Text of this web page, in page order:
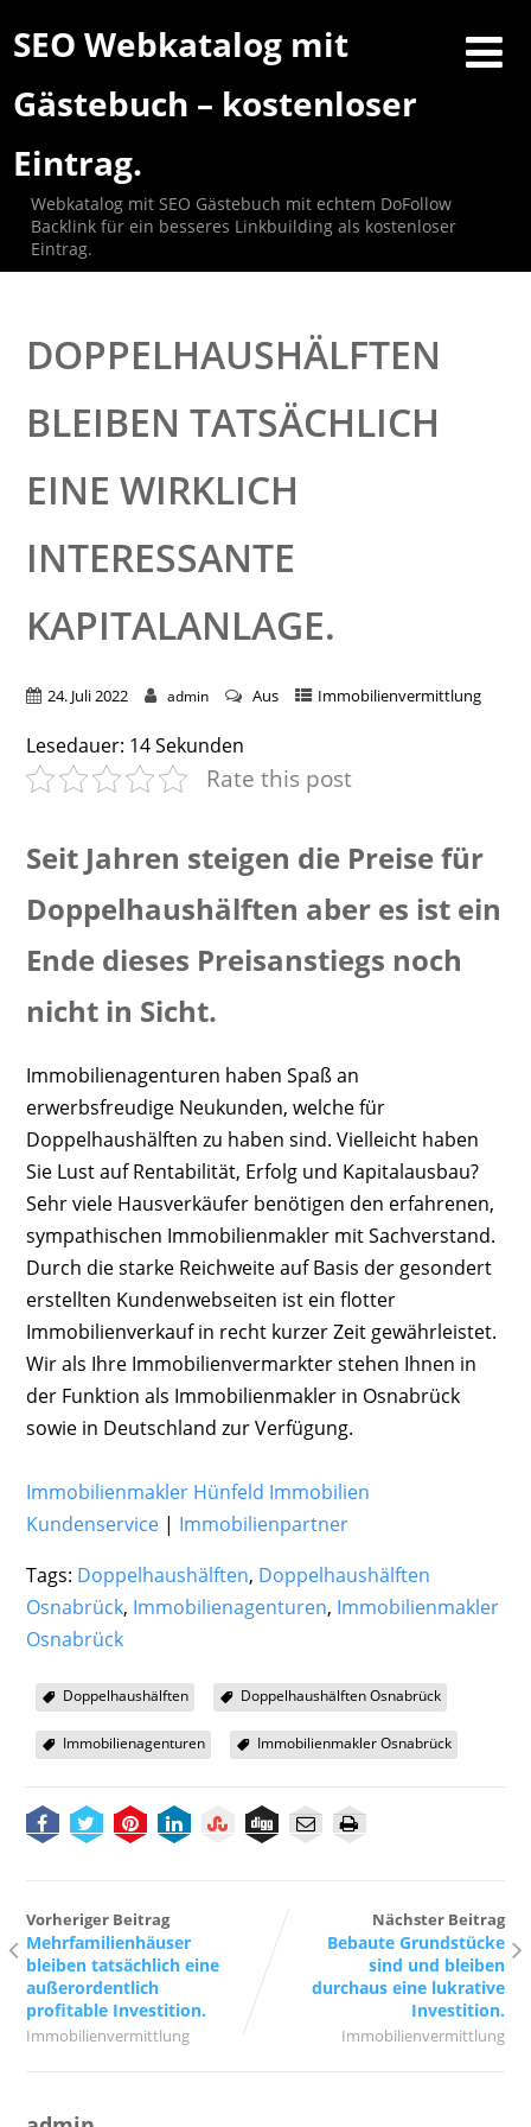
SEO Webkatalog mit
Gästebuch – kostenloser
Eintrag.
Webkatalog mit SEO Gästebuch mit echtem DoFollow
Backlink für ein besseres Linkbuilding als kostenloser
Eintrag.
DOPPELHAUSHÄLFTEN
BLEIBEN TATSÄCHLICH
EINE WIRKLICH
INTERESSANTE
KAPITALANLAGE.
24. Juli 2022 admin Aus Immobilienvermittlung
Lesedauer: 14Sekunden
Rate this post
Seit Jahren steigen die Preise für
Doppelhaushälften aber es ist ein
Ende dieses Preisanstiegs noch
nicht in Sicht.
Immobilienagenturen haben Spaß an
erwerbsfreudige Neukunden, welche für
Doppelhaushälften zu haben sind. Vielleicht haben
Sie Lust auf Rentabilität, Erfolg und Kapitalausbau?
Sehr viele Hausverkäufer benötigen den erfahrenen,
sympathischen Immobilienmakler mit Sachverstand.
Durch die starke Reichweite auf Basis der gesondert
erstellten Kundenwebseiten ist ein flotter
Immobilienverkauf in recht kurzer Zeit gewährleistet.
Wir als Ihre Immobilienvermarkter stehen Ihnen in
der Funktion als Immobilienmakler in Osnabrück
sowie in Deutschland zur Verfügung.
Immobilienmakler Hünfeld Immobilien
Kundenservice| Immobilienpartner
Tags: Doppelhaushälften, Doppelhaushälften
Osnabrück, Immobilienagenturen, Immobilienmakler
Osnabrück
Doppelhaushälften Doppelhaushälften Osnabrück
Immobilienagenturen Immobilienmakler Osnabrück
Vorheriger Beitrag
Mehrfamilienhäuser
bleiben tatsächlich eine
außerordentlich
profitable Investition.
Immobilienvermittlung
Nächster Beitrag
Bebaute Grundstücke
sind und bleiben
durchaus eine lukrative
Investition.
Immobilienvermittlung